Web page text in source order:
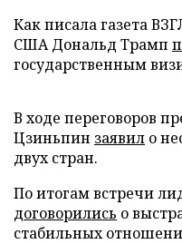
Как писала газета
США Дональд Трамп
государственным
В ходе переговоров
Цзиньпин заявил о
двух стран.
По итогам встречи
договорились о
стабильных